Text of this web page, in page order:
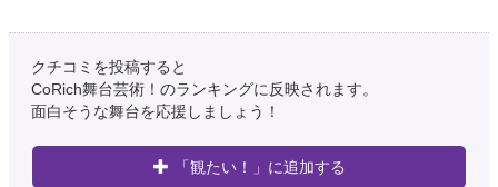
クチコミを投稿すると
CoRich舞台芸術！のランキングに反映されます。
面白そうな舞台を応援しましょう！
「観たい！」に追加する